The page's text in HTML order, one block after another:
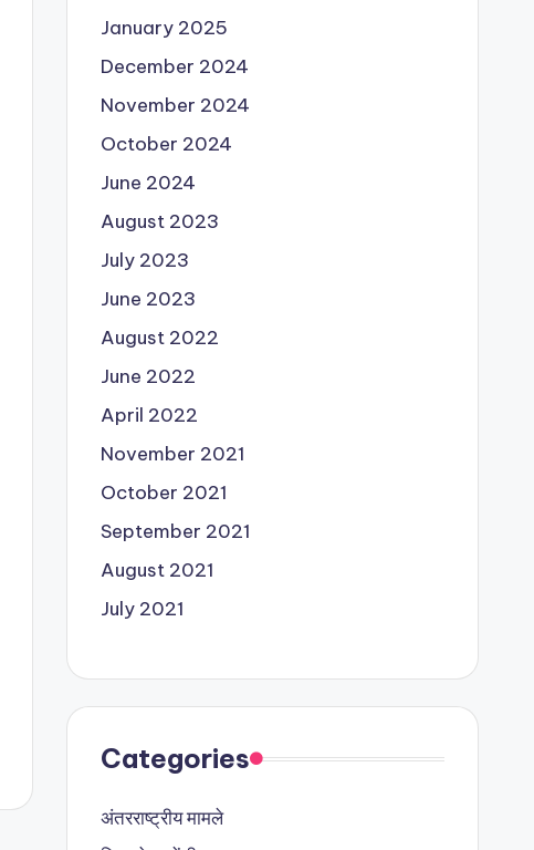
January 2025
December 2024
November 2024
October 2024
June 2024
August 2023
July 2023
June 2023
August 2022
June 2022
April 2022
November 2021
October 2021
September 2021
August 2021
July 2021
Categories
अंतरराष्ट्रीय मामले